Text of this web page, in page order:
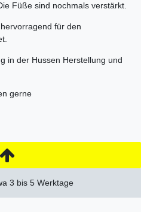
Füße sind nochmals verstärkt.
für den
in der Hussen Herstellung und
gerne
3 bis 5 Werktage